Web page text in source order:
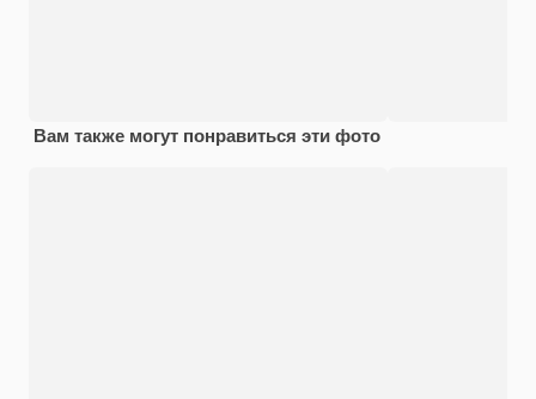
Вам также могут понравиться эти фото